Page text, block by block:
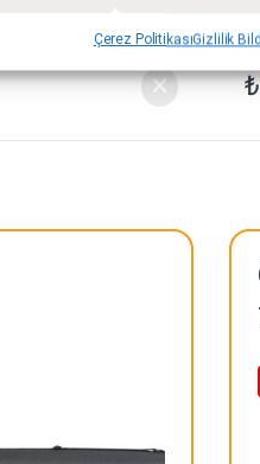
Çerez PolitikasıGizlilik
₺